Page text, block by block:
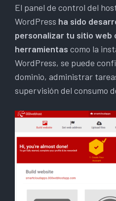
El panel de control del
WordPress ha sido
personalizar tu sitio web
herramientas como la
WordPress, se puede
dominio, administrar
supervisión del consumo